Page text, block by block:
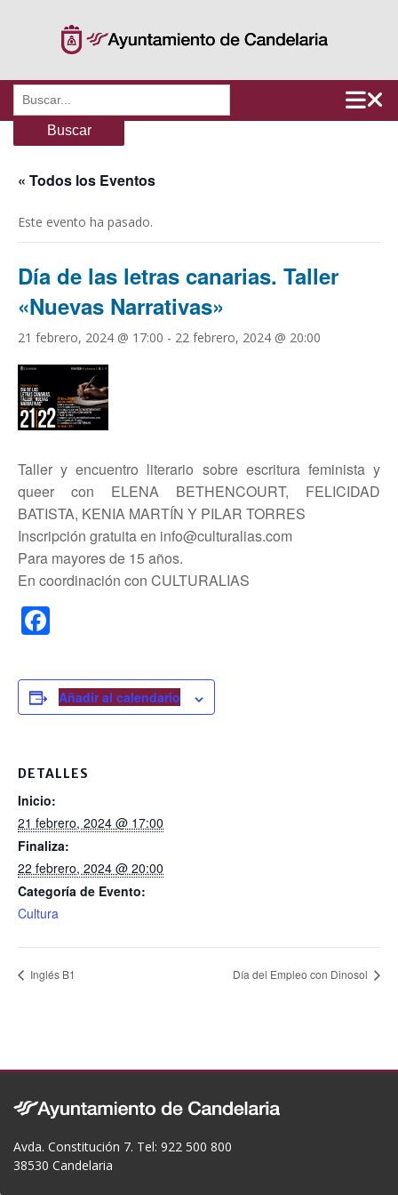
Buscar:
« Todos los Eventos
Este evento ha pasado.
Día de las letras canarias. Taller
«Nuevas Narrativas»
21 febrero, 2024 @ 17:00 - 22 febrero, 2024 @ 20:00
Taller y encuentro literario sobre escritura feminista y
queer con ELENA BETHENCOURT, FELICIDAD
BATISTA, KENIA MARTÍN Y PILAR TORRES
Inscripción gratuita en info@culturalias.com
Para mayores de 15 años.
En coordinación con CULTURALIAS
c
e
o
o
k
Añadir al calendario
DETALLES
Inicio:
21 febrero, 2024 @ 17:00
Finaliza:
22 febrero, 2024 @ 20:00
Categoría de Evento:
Cultura
Inglés B1 Día del Empleo con Dinosol
Avda. Constitución 7. Tel: 922 500 800
38530 Candelaria